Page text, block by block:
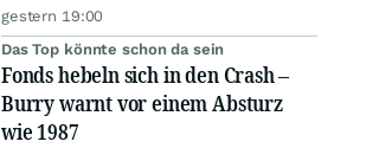
gestern 19:00
Das Top könnte schon da sein
Fonds hebeln sich in den Crash –
Burry warnt vor einem Absturz
wie 1987